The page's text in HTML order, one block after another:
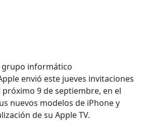
grupo informático
envió este jueves invitaciones
9 de septiembre, en el
nuevos modelos de iPhone y
de su Apple TV.